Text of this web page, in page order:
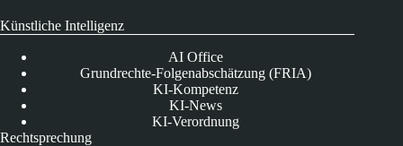
Künstliche Intelligenz
AI Office
Grundrechte-Folgenabschätzung (FRIA)
KI-Kompetenz
KI-News
KI-Verordnung
Rechtsprechung